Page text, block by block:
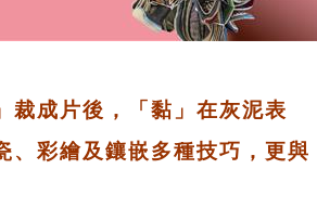
裁成片後，「黏」在灰泥表
、彩繪及鑲嵌多種技巧，更與